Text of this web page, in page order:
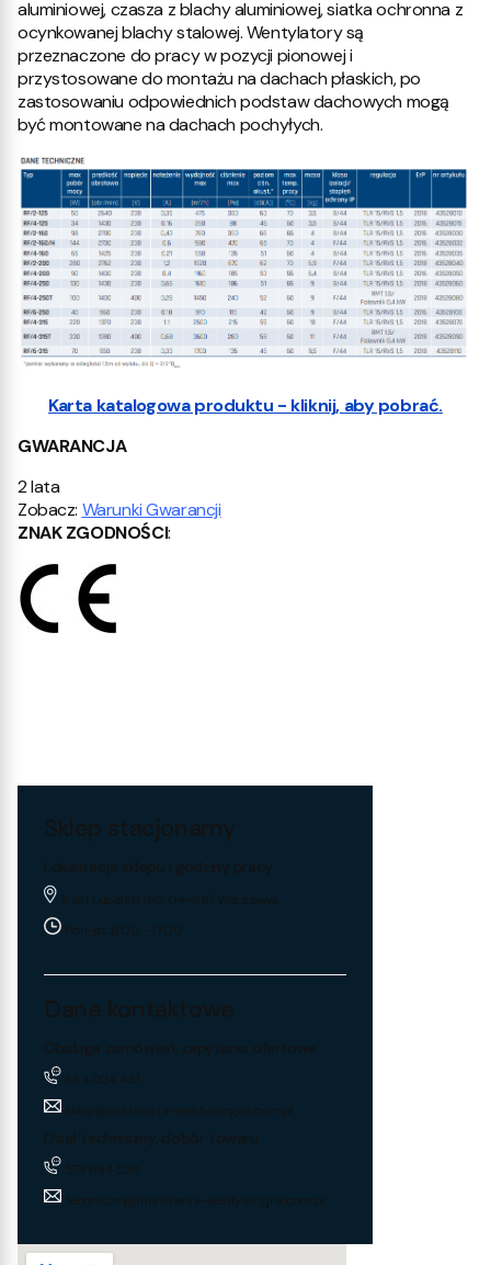
aluminiowej, czasza z blachy aluminiowej, siatka ochronna z
ocynkowanej blachy stalowej. Wentylatory są
przeznaczone do pracy w pozycji pionowej i
przystosowane do montażu na dachach płaskich, po
zastosowaniu odpowiednich podstaw dachowych mogą
być montowane na dachach pochyłych.
Karta katalogowa produktu - kliknij, aby pobrać.
GWARANCJA
2 lata
Zobacz: Warunki Gwarancji
ZNAK ZGODNOŚCI:
Sklep stacjonarny
Lokalizacja sklepu i godziny pracy
Trakt Lubelski 195, 04-667 Warszawa
Pon-pt: 8:00 - 17:00
Dane kontaktowe
Obsługa zamówień, zapytania ofertowe
884 024 451
sklep@hurtownia-wentylacyjna.com.pl
Dział techniczny, dobór towaru
574 694 534
techniczny@hurtownia-wentylacyjna.com.pl